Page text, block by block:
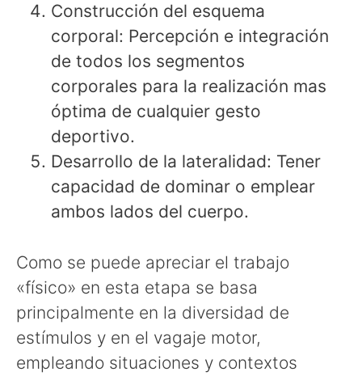
Construcción del esquema
corporal: Percepción e integración
de todos los segmentos
corporales para la realización mas
óptima de cualquier gesto
deportivo.
Desarrollo de la lateralidad: Tener
capacidad de dominar o emplear
ambos lados del cuerpo.
Como se puede apreciar el trabajo
«físico» en esta etapa se basa
principalmente en la diversidad de
estímulos y en el vagaje motor,
empleando situaciones y contextos